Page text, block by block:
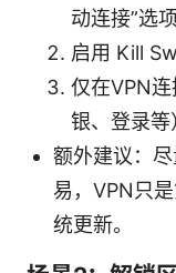
动连接”选项
启用 Kill
仅在VPN
银、登录等
额外建议：
易，VPN只
统更新。